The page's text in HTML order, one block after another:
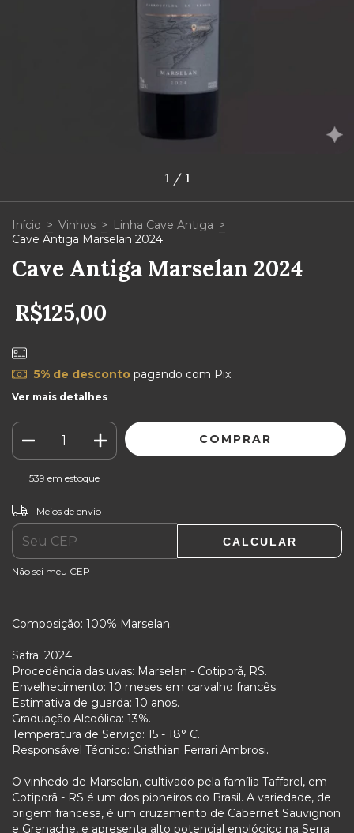
1 / 1
Início > Vinhos > Linha Cave Antiga >
Cave Antiga Marselan 2024
Cave Antiga Marselan 2024
R$125,00
5% de desconto pagando com Pix
Ver mais detalhes
539 em estoque
Entregas para o CEP:
Meios de envio
CALCULAR
Não sei meu CEP
Composição: 100% Marselan.
Safra: 2024.
Procedência das uvas: Marselan - Cotiporã, RS.
Envelhecimento: 10 meses em carvalho francês.
Estimativa de guarda: 10 anos.
Graduação Alcoólica: 13%.
Temperatura de Serviço: 15 - 18° C.
Responsável Técnico: Cristhian Ferrari Ambrosi.
O vinhedo de Marselan, cultivado pela família Taffarel, em
Cotiporã - RS é um dos pioneiros do Brasil. A variedade, de
origem francesa, é um cruzamento de Cabernet Sauvignon
e Grenache, e apresenta alto potencial enológico na Serra